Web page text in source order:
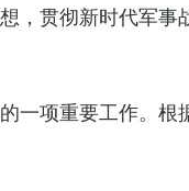
，贯彻新时代军事
一项重要工作。根